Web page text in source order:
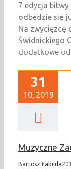
7 edycja bitwy
odbędzie się
Na zwycięzcę
Świdnickiego
dodatkowe
31
10, 2019
Muzyczne
Bartosz Łabuda